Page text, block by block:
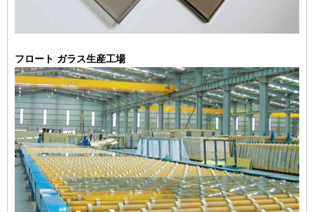
フロート ガラス生産工場